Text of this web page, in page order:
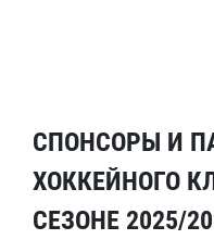
СПОНСОРЫ И
ХОККЕЙНОГО
СЕЗОНЕ 2025/